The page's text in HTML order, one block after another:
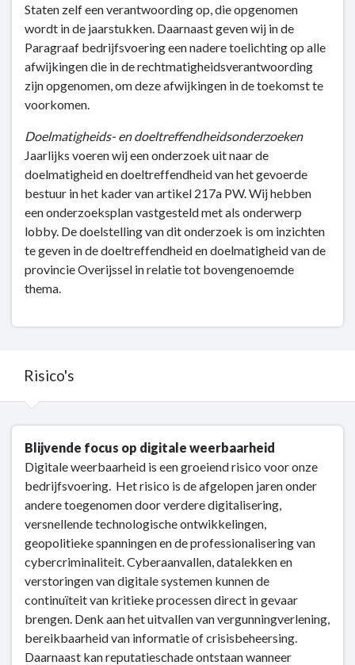
Staten zelf een verantwoording op, die opgenomen
wordt in de jaarstukken. Daarnaast geven wij in de
Paragraaf bedrijfsvoering een nadere toelichting op alle
afwijkingen die in de rechtmatigheidsverantwoording
zijn opgenomen, om deze afwijkingen in de toekomst te
voorkomen.
Doelmatigheids- en doeltreffendheidsonderzoeken
Jaarlijks voeren wij een onderzoek uit naar de
doelmatigheid en doeltreffendheid van het gevoerde
bestuur in het kader van artikel 217a PW. Wij hebben
een onderzoeksplan vastgesteld met als onderwerp
lobby. De doelstelling van dit onderzoek is om inzichten
te geven in de doeltreffendheid en doelmatigheid van de
provincie Overijssel in relatie tot bovengenoemde
thema.
Risico's
navigatie
Bedrijfsvoering
Risico's
Blijvende focus op digitale weerbaarheid
Digitale weerbaarheid is een groeiend risico voor onze
bedrijfsvoering. Het risico is de afgelopen jaren onder
andere toegenomen door verdere digitalisering,
versnellende technologische ontwikkelingen,
geopolitieke spanningen en de professionalisering van
cybercriminaliteit. Cyberaanvallen, datalekken en
verstoringen van digitale systemen kunnen de
continuïteit van kritieke processen direct in gevaar
brengen. Denk aan het uitvallen van vergunningverlening,
bereikbaarheid van informatie of crisisbeheersing.
Daarnaast kan reputatieschade ontstaan wanneer